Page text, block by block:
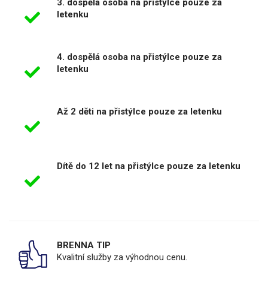
3. dospělá osoba na přistýlce pouze za
letenku
4. dospělá osoba na přistýlce pouze za
letenku
Až 2 děti na přistýlce pouze za letenku
Dítě do 12 let na přistýlce pouze za letenku
BRENNA TIP
Kvalitní služby za výhodnou cenu.